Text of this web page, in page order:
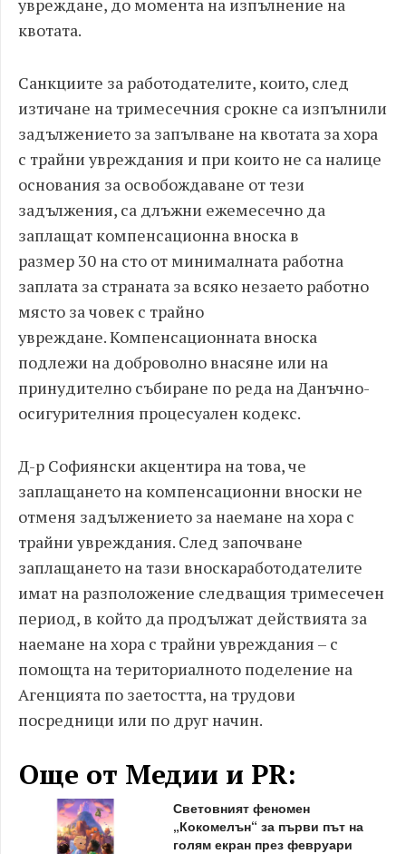
увреждане, до момента на изпълнение на
квотата.
Санкциите за работодателите, които, след
изтичане на тримесечния срокне са изпълнили
задължението за запълване на квотата за хора
с трайни увреждания и при които не са налице
основания за освобождаване от тези
задължения, са длъжни ежемесечно да
заплащат компенсационна вноска в
размер 30 на сто от минималната работна
заплата за страната за всяко незаето работно
място за човек с трайно
увреждане. Компенсационната вноска
подлежи на доброволно внасяне или на
принудително събиране по реда на Данъчно-
осигурителния процесуален кодекс.
Д-р Софиянски акцентира на това, че
заплащането на компенсационни вноски не
отменя задължението за наемане на хора с
трайни увреждания. След започване
заплащането на тази вноскаработодателите
имат на разположение следващия тримесечен
период, в който да продължат действията за
наемане на хора с трайни увреждания – с
помощта на териториалното поделение на
Агенцията по заетостта, на трудови
посредници или по друг начин.
Още от Медии и PR:
Световният феномен
„Кокомелън“ за първи път на
голям екран през февруари